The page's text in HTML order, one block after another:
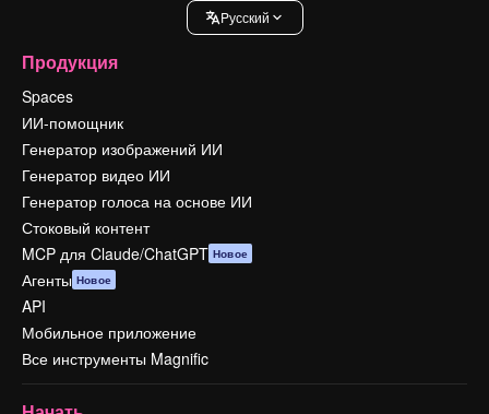
Pусский
Продукция
Spaces
ИИ-помощник
Генератор изображений ИИ
Генератор видео ИИ
Генератор голоса на основе ИИ
Стоковый контент
MCP для Claude/ChatGPT Новое
Агенты Новое
API
Мобильное приложение
Все инструменты Magnific